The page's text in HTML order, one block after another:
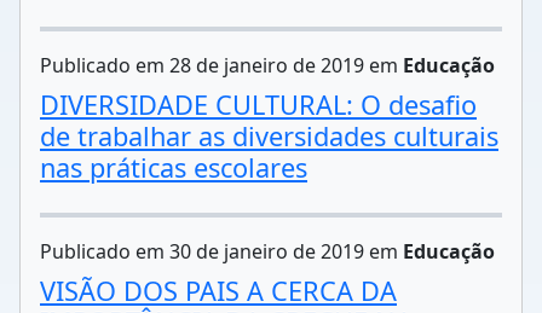
Publicado em 28 de janeiro de 2019 em Educação
DIVERSIDADE CULTURAL: O desafio
de trabalhar as diversidades culturais
nas práticas escolares
Publicado em 30 de janeiro de 2019 em Educação
VISÃO DOS PAIS A CERCA DA